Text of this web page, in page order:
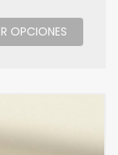
OPCIONES